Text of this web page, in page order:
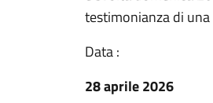
testimonianza di
Data :
28 aprile 2026